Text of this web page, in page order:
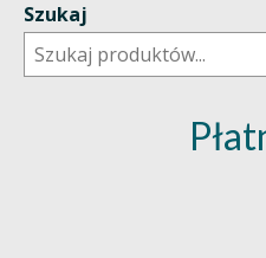
Szukaj